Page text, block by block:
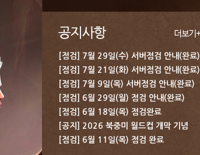
[점검] 7월 29일(수) 서버점검 안내(완료)
[점검] 7월 21일(화) 서버점검 안내(완료)
[점검] 7월 9일(목) 서버점검 안내(완료)
[점검] 6월 29일(월) 점검 안내(완료)
[점검] 6월 18일(목) 점검완료
[공지] 2026 북중미 월드컵 개막 기념 보상 지급 안내
[점검] 6월 11일(목) 점검 완료